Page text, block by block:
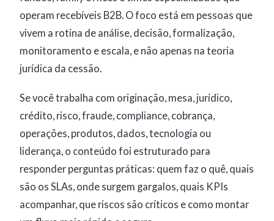
operam recebíveis B2B. O foco está em pessoas que
vivem a rotina de análise, decisão, formalização,
monitoramento e escala, e não apenas na teoria
jurídica da cessão.
Se você trabalha com originação, mesa, jurídico,
crédito, risco, fraude, compliance, cobrança,
operações, produtos, dados, tecnologia ou
liderança, o conteúdo foi estruturado para
responder perguntas práticas: quem faz o quê, quais
são os SLAs, onde surgem gargalos, quais KPIs
acompanhar, que riscos são críticos e como montar